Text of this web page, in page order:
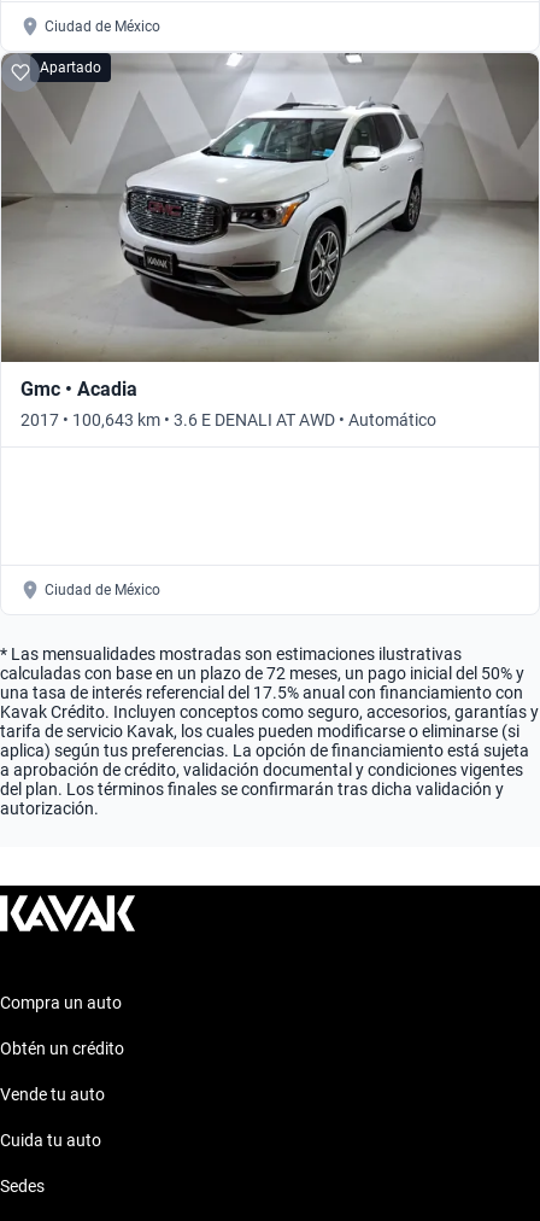
Ciudad de México
Apartado
Gmc • Acadia
2017 • 100,643 km • 3.6 E DENALI AT AWD • Automático
Ciudad de México
* Las mensualidades mostradas son estimaciones ilustrativas
calculadas con base en un plazo de 72 meses, un pago inicial del 50% y
una tasa de interés referencial del 17.5% anual con financiamiento con
Kavak Crédito. Incluyen conceptos como seguro, accesorios, garantías y
tarifa de servicio Kavak, los cuales pueden modificarse o eliminarse (si
aplica) según tus preferencias. La opción de financiamiento está sujeta
a aprobación de crédito, validación documental y condiciones vigentes
del plan. Los términos finales se confirmarán tras dicha validación y
autorización.
Compra un auto
Obtén un crédito
Vende tu auto
Cuida tu auto
Sedes